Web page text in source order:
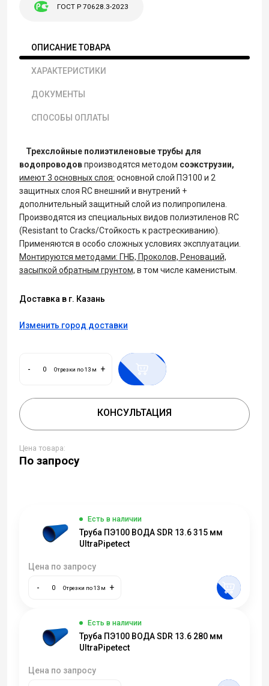
ГОСТ Р 70628.3-2023
ОПИСАНИЕ ТОВАРА
ХАРАКТЕРИСТИКИ
ДОКУМЕНТЫ
СПОСОБЫ ОПЛАТЫ
Трехслойные полиэтиленовые трубы для
водопроводовпроизводятся методом соэкструзии,
имеют 3 основных слоя: основной слой ПЭ100 и 2
защитных слоя RC внешний и внутрений +
дополнительный защитный слой из полипропилена.
Производятся из специальных видов полиэтиленов RC
(Resistant to Cracks/Стойкость к растрескиванию).
Применяются в особо сложных условиях эксплуатации.
Монтируются методами: ГНБ, Проколов, Реноваций,
засыпкой обратным грунтом, в том числе каменистым.
Доставка в г. Казань
Изменить город доставки
- Отрезки по 13 м +
КОНСУЛЬТАЦИЯ
Цена товара:
По запросу
Есть в наличии
Труба ПЭ100 ВОДА SDR 13.6 315 мм
UltraPipetect
Цена по запросу
- Отрезки по 13 м +
Есть в наличии
Труба ПЭ100 ВОДА SDR 13.6 280 мм
UltraPipetect
Цена по запросу